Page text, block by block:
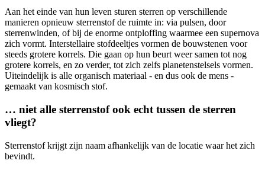
Aan het einde van hun leven sturen sterren op verschillende
manieren opnieuw sterrenstof de ruimte in: via pulsen, door
sterrenwinden, of bij de enorme ontploffing waarmee een supernova
zich vormt. Interstellaire stofdeeltjes vormen de bouwstenen voor
steeds grotere korrels. Die gaan op hun beurt weer samen tot nog
grotere korrels, en zo verder, tot zich zelfs planetenstelsels vormen.
Uiteindelijk is alle organisch materiaal - en dus ook de mens -
gemaakt van kosmisch stof.
… niet alle sterrenstof ook echt tussen de sterren
vliegt?
Sterrenstof krijgt zijn naam afhankelijk van de locatie waar het zich
bevindt.